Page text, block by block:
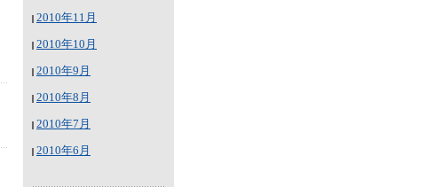
2010年11月
2010年10月
2010年9月
2010年8月
2010年7月
2010年6月